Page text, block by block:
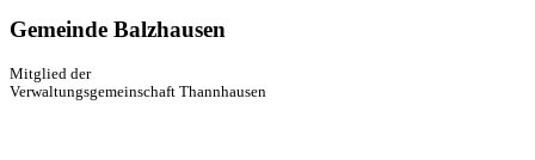
Gemeinde Balzhausen
Mitglied der
Verwaltungsgemeinschaft Thannhausen